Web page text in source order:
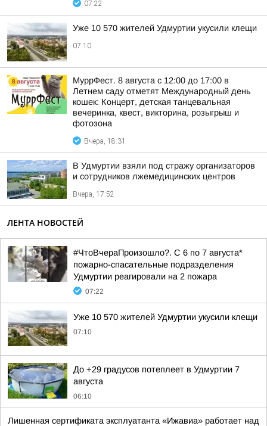
07:22
Уже 10 570 жителей Удмуртии укусили клещи
07:10
МуррФест. 8 августа с 12:00 до 17:00 в
Летнем саду отметят Международный день
кошек: Концерт, детская танцевальная
вечеринка, квест, викторина, розыгрыш и
фотозона
Вчера, 18:31
В Удмуртии взяли под стражу организаторов
и сотрудников лжемедицинских центров
Вчера, 17:52
ЛЕНТА НОВОСТЕЙ
#ЧтоВчераПроизошло?. С 6 по 7 августа*
пожарно-спасательные подразделения
Удмуртии реагировали на 2 пожара
07:22
Уже 10 570 жителей Удмуртии укусили клещи
07:10
До +29 градусов потеплеет в Удмуртии 7
августа
06:10
Лишенная сертификата эксплуатанта «Ижавиа» работает над